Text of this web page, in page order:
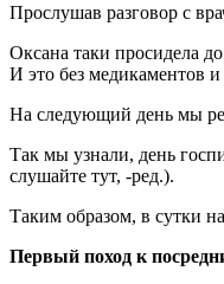
Прослушав разговор с
Оксана таки просидела
И это без медикаментов
На следующий день мы
Так мы узнали, день
слушайте тут, -ред.).
Таким образом, в сутки
Первый поход к